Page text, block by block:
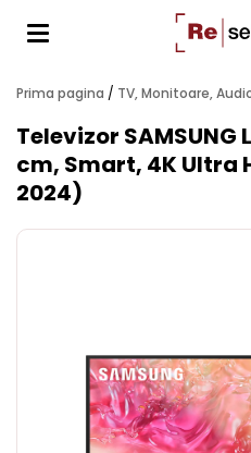
Prima pagina / TV, Monitoare,
Televizor SAMSUNG
cm, Smart, 4K Ultra
2024)